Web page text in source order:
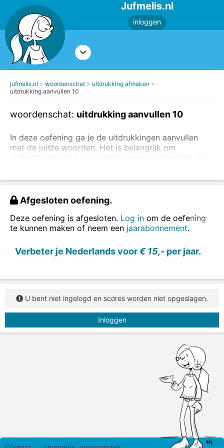
Jufmelis.nl
inloggen
jufmelis.nl woordenschat
uitdrukking afmaken
uitdrukking aanvullen 10
woordenschat: uitdrukking aanvullen 10
In deze oefening ga je de uitdrukkingen aanvullen
met de juiste woorden. Het is belangrijk om
uitdrukking te lerenof je kuntoefeningen maken
invult.
Vul de juiste woorden in.
Afgesloten oefening.
Deze oefening is afgesloten. Log in om de oefening
te kunnen maken of neem een jaarabonnement.
Verbeter je Nederlands voor€ 15,- per jaar.
U bent niet ingelogd en scores worden niet opgeslagen.
Inloggen